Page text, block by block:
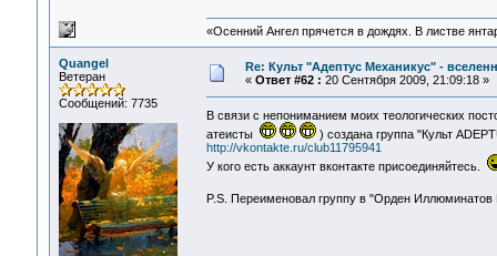
«Осенний Ангел прячется в дождях. В листве
Quangel
Ветеран
Сообщений: 7735
Re: Культ "Адептус Механикус" -
« Ответ #62 : 20 Сентября 2009, 21:09:18 »
В связи с непониманием моих теологических
атеисты
) создана группа "Культ
http://vkontakte.ru/club11795941
У кого есть аккаунт вконтакте присоединяйтесь.
P.S. Переименовал группу в "Орден